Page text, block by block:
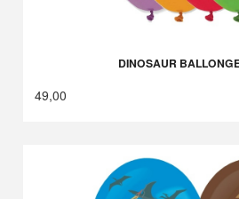
DINOSAUR
49,00